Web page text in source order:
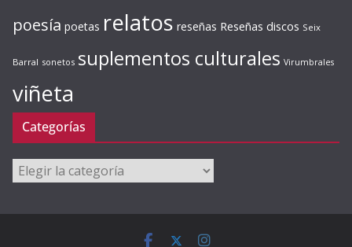
poesía poetas relatos reseñas Reseñas discos Seix
Barral sonetos suplementos culturales Virumbrales
viñeta
Categorías
Categorías